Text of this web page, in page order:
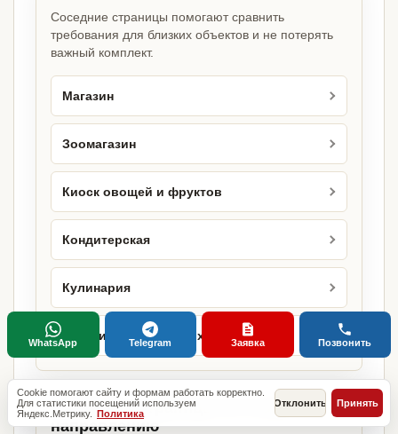
Соседние страницы помогают сравнить
требования для близких объектов и не потерять
важный комплект.
Магазин
Зоомагазин
Киоск овощей и фруктов
Кондитерская
Кулинария
Магазин кондитерских изделий
Городские страницы по этому
направлению
Cookie помогают сайту и формам работать корректно.
Для статистики посещений используем
Яндекс.Метрику. Политика
Отклонить Принять
WhatsApp Telegram Заявка Позвонить